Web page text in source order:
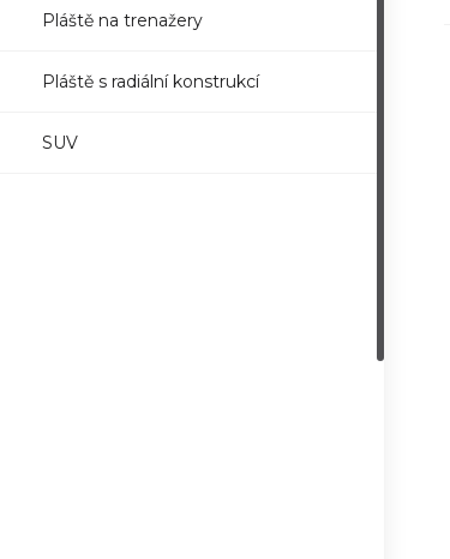
Pláště na trenažery
Pláště s radiální konstrukcí
SUV